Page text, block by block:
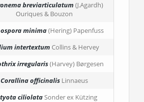
breviarticulatum (J.Agardh)
Ouriques & Bouzon
minima(Hering) Papenfuss
intertextum Collins & Hervey
irregularis(Harvey) Børgesen
Corallina officinalis Linnaeus
ciliolataSonder ex Kützing